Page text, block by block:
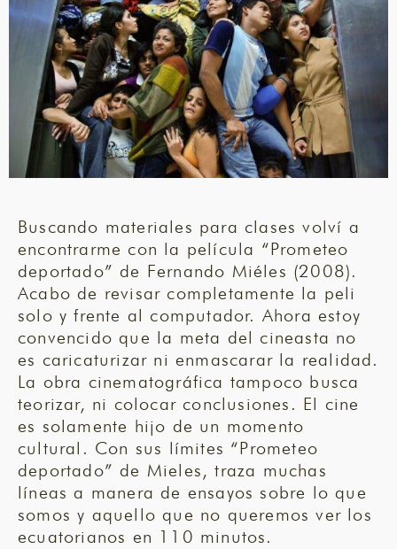
Buscando materiales para clases volví a
encontrarme con la película “Prometeo
deportado” de Fernando Miéles (2008).
Acabo de revisar completamente la peli
solo y frente al computador. Ahora estoy
convencido que la meta del cineasta no
es caricaturizar ni enmascarar la realidad.
La obra cinematográfica tampoco busca
teorizar, ni colocar conclusiones. El cine
es solamente hijo de un momento
cultural. Con sus límites “Prometeo
deportado” de Mieles, traza muchas
líneas a manera de ensayos sobre lo que
somos y aquello que no queremos ver los
ecuatorianos en 110 minutos.